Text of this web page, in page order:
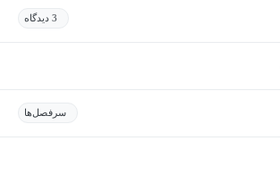
3 دیدگاه
سرفصل‌ها